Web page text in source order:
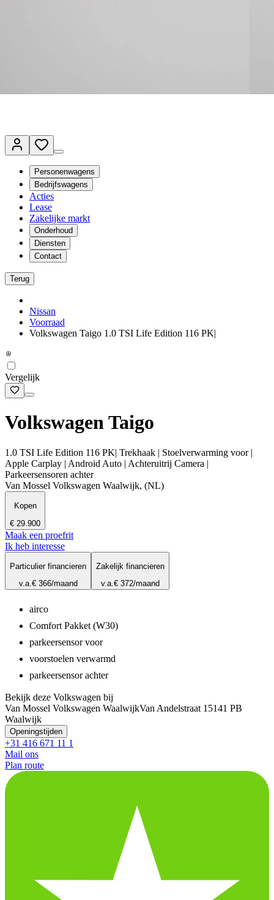
Personenwagens
Bedrijfswagens
Acties
Lease
Zakelijke markt
Onderhoud
Diensten
Contact
Terug
Nissan
Voorraad
Volkswagen Taigo 1.0 TSI Life Edition 116 PK|
Vergelijk
Volkswagen Taigo
1.0 TSI Life Edition 116 PK| Trekhaak | Stoelverwarming voor |
Apple Carplay | Android Auto | Achteruitrij Camera |
Parkeersensoren achter
Van Mossel Volkswagen Waalwijk, (NL)
Kopen
€ 29.900
Maak een proefrit
Ik heb interesse
Particulier financieren
v.a.€ 366/maand
Zakelijk financieren
v.a.€ 372/maand
airco
Comfort Pakket (W30)
parkeersensor voor
voorstoelen verwarmd
parkeersensor achter
Bekijk deze Volkswagen bij
Van Mossel Volkswagen WaalwijkVan Andelstraat 1 5141 PB
Waalwijk
Openingstijden
+31 416 671 11 1
Mail ons
Plan route